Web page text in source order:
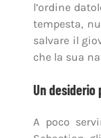
l’ordine
tempesta,
salvare il
che la sua
Un desiderio
A poco